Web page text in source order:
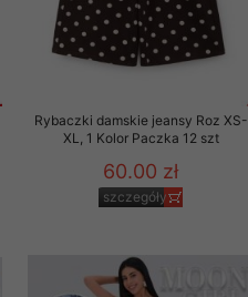
Rybaczki damskie jeansy Roz XS-
XL, 1 Kolor Paczka 12 szt
60.00 zł
szczegóły